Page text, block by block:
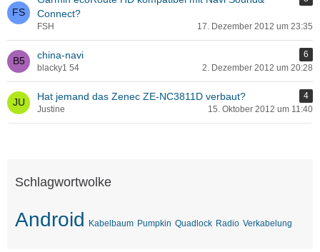
Connect?
FSH 17. Dezember 2012 um 23:35
china-navi
6
blacky1 54
2. Dezember 2012 um 20:28
Hat jemand das Zenec ZE-NC3811D verbaut?
4
Justine
15. Oktober 2012 um 11:40
Schlagwortwolke
Android Kabelbaum Pumpkin Quadlock Radio Verkabelung